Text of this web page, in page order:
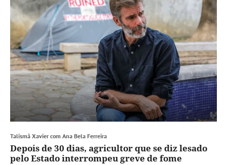
Talismã Xavier com Ana Bela Ferreira
Depois de 30 dias, agricultor que se diz lesado
pelo Estado interrompeu greve de fome